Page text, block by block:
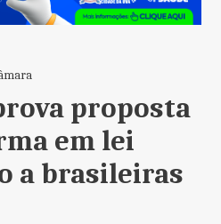
proposta
em lei
a brasileiras